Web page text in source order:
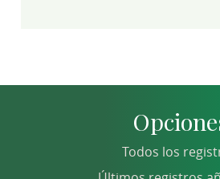
Todos los